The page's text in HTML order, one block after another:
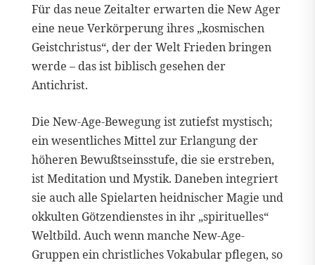
Für das neue Zeitalter erwarten die New Ager
eine neue Verkörperung ihres „kosmischen
Geistchristus“, der der Welt Frieden bringen
werde – das ist biblisch gesehen der
Antichrist.
Die New-Age-Bewegung ist zutiefst mystisch;
ein wesentliches Mittel zur Erlangung der
höheren Bewußtseinsstufe, die sie erstreben,
ist Meditation und Mystik. Daneben integriert
sie auch alle Spielarten heidnischer Magie und
okkulten Götzendienstes in ihr „spirituelles“
Weltbild. Auch wenn manche New-Age-
Gruppen ein christliches Vokabular pflegen, so